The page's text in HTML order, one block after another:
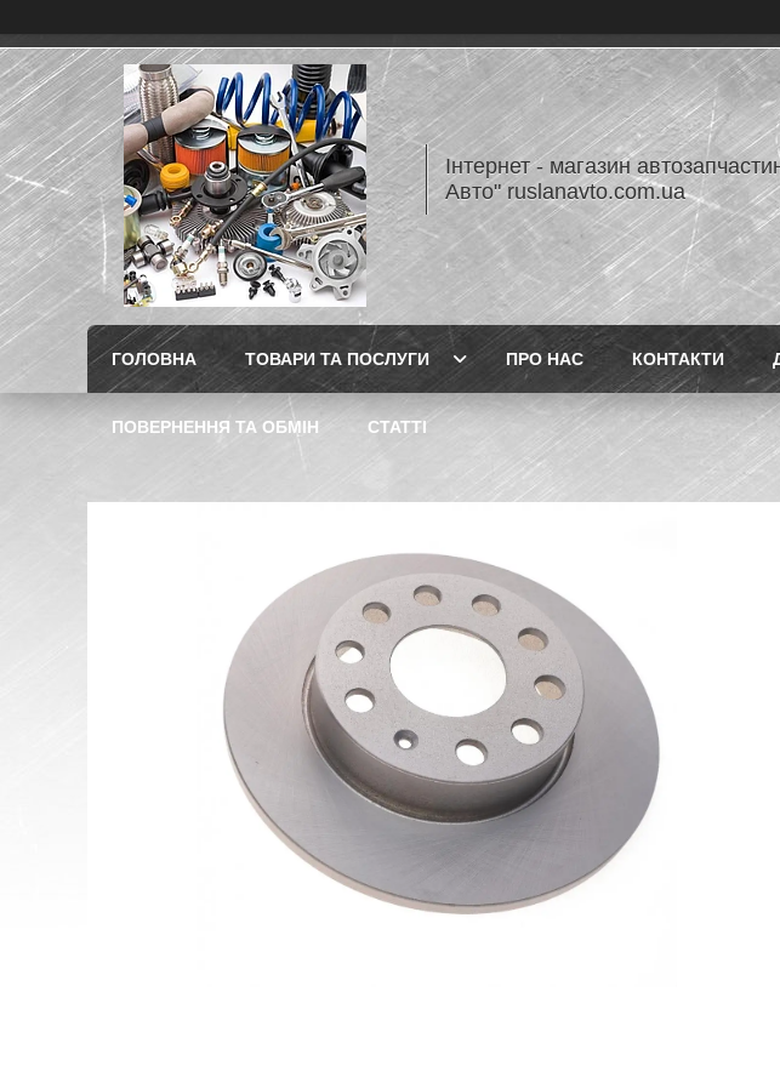
Інтернет - магазин
Авто" ruslanavto.com.ua
ГОЛОВНА ТОВАРИ ТА ПОСЛУГИ ПРО НАС КОНТАКТИ
ПОВЕРНЕННЯ ТА ОБМІН СТАТТІ